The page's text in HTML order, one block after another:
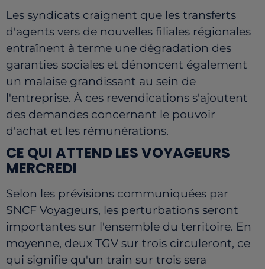
Les syndicats craignent que les transferts
d'agents vers de nouvelles filiales régionales
entraînent à terme une dégradation des
garanties sociales et dénoncent également
un malaise grandissant au sein de
l'entreprise. À ces revendications s'ajoutent
des demandes concernant le pouvoir
d'achat et les rémunérations.
CE QUI ATTEND LES VOYAGEURS
MERCREDI
Selon les prévisions communiquées par
SNCF Voyageurs, les perturbations seront
importantes sur l'ensemble du territoire. En
moyenne, deux TGV sur trois circuleront, ce
qui signifie qu'un train sur trois sera